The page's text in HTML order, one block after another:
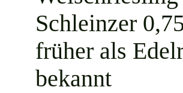
Schleinzer
früher als
bekannt